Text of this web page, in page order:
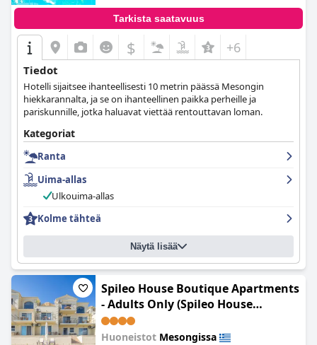
Tarkista saatavuus
$ +6
Tiedot
Hotelli sijaitsee ihanteellisesti 10 metrin päässä Mesongin
hiekkarannalta, ja se on ihanteellinen paikka perheille ja
pariskunnille, jotka haluavat viettää rentouttavan loman.
Kategoriat
Ranta
Uima-allas
Ulkouima-allas
Kolme tähteä
Näytä lisää
Spileo House Boutique Apartments
- Adults Only (Spileo House
Boutique Apartments)
Huoneistot Mesongissa